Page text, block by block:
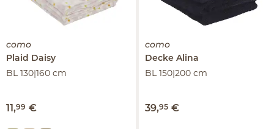
como
Plaid
Daisy
BL 130|160 cm
11,99 €
como
Decke Alina
BL 150|200 cm
39,95 €